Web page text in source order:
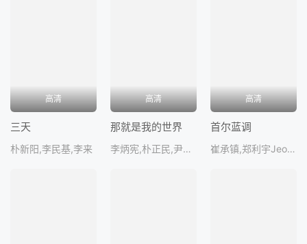
高清
三天
朴新阳,李民基,李来
高清
那就是我的世界
李炳宪,朴正民,尹汝贞,韩志旼,金成
高清
首尔蓝调
崔承镇,郑利宇JeongRiU